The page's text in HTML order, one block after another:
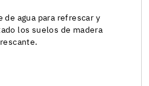
de agua para refrescar y
los suelos de madera